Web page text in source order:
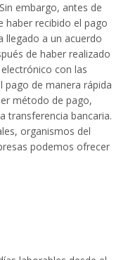
embargo, antes de
haber recibido el pago
llegado a un acuerdo
de haber realizado
con las
pago de manera rápida
método de pago,
transferencia bancaria.
organismos del
podemos ofrecer